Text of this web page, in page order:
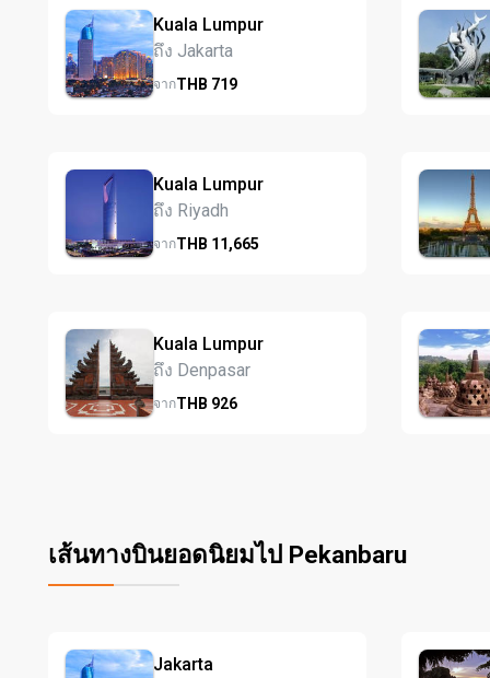
Kuala Lumpur
ถึง Jakarta
จากTHB 719
Kuala Lumpur
ถึง Riyadh
จากTHB 11,665
Kuala Lumpur
ถึง Denpasar
จากTHB 926
เส้นทางบินยอดนิยมไป Pekanbaru
Jakarta